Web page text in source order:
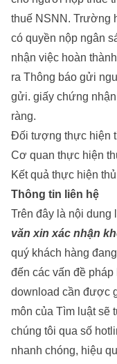
thuế NSNN. Trường
có quyền nộp ngân
nhận việc hoàn
ra Thông báo gửi
gửi. giấy chứng
ràng.
Đối tượng thực hiện
Cơ quan thực hiện
Kết quả thực hiện
Thông tin liên hệ
Trên đây là nội dung
văn xin xác nhận
quý khách hàng
đến các vấn đề
download cần được
môn của Tìm luật sẽ
chúng tôi qua số
nhanh chóng, hiệu